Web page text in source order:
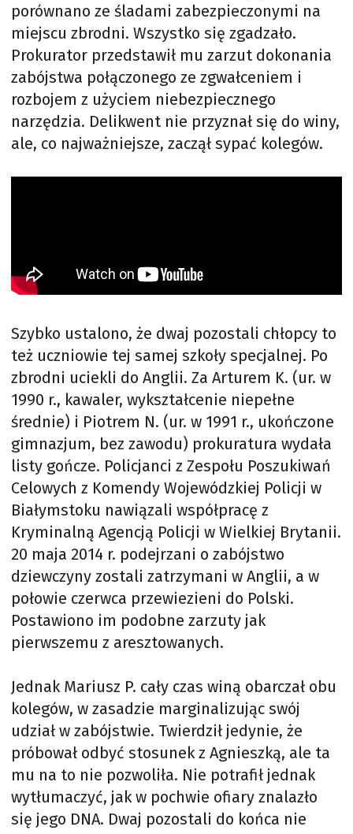
porównano ze śladami zabezpieczonymi na
miejscu zbrodni. Wszystko się zgadzało.
Prokurator przedstawił mu zarzut dokonania
zabójstwa połączonego ze zgwałceniem i
rozbojem z użyciem niebezpiecznego
narzędzia. Delikwent nie przyznał się do winy,
ale, co najważniejsze, zaczął sypać kolegów.
Szybko ustalono, że dwaj pozostali chłopcy to
też uczniowie tej samej szkoły specjalnej. Po
zbrodni uciekli do Anglii. Za Arturem K. (ur. w
1990 r., kawaler, wykształcenie niepełne
średnie) i Piotrem N. (ur. w 1991 r., ukończone
gimnazjum, bez zawodu) prokuratura wydała
listy gończe. Policjanci z Zespołu Poszukiwań
Celowych z Komendy Wojewódzkiej Policji w
Białymstoku nawiązali współpracę z
Kryminalną Agencją Policji w Wielkiej Brytanii.
20 maja 2014 r. podejrzani o zabójstwo
dziewczyny zostali zatrzymani w Anglii, a w
połowie czerwca przewiezieni do Polski.
Postawiono im podobne zarzuty jak
pierwszemu z aresztowanych.
Jednak Mariusz P. cały czas winą obarczał obu
kolegów, w zasadzie marginalizując swój
udział w zabójstwie. Twierdził jedynie, że
próbował odbyć stosunek z Agnieszką, ale ta
mu na to nie pozwoliła. Nie potrafił jednak
wytłumaczyć, jak w pochwie ofiary znalazło
się jego DNA. Dwaj pozostali do końca nie